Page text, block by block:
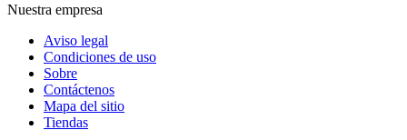
Nuestra empresa
Aviso legal
Condiciones de uso
Sobre
Contáctenos
Mapa del sitio
Tiendas